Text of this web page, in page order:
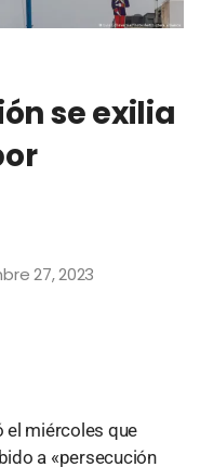
se exilia
27, 2023
el miércoles que
a «persecución